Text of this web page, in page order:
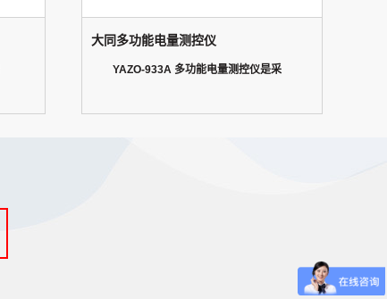
大同多功能电量测控仪
YAZO-933A 多功能电量测控仪是采